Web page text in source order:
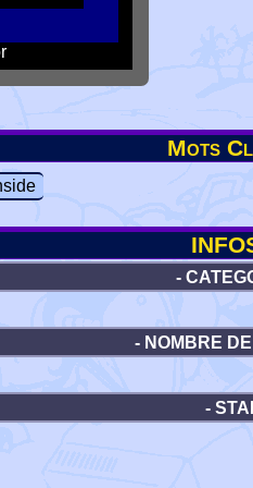
Mots
-
- NOMBRE
-